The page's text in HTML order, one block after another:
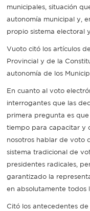
municipales, situación
autonomía municipal y,
propio sistema electoral
Vuoto citó los artículos
Provincial y de la
autonomía de los
En cuanto al voto
interrogantes que las
primera pregunta es
tiempo para capacitar y
nosotros hablar de voto
sistema tradicional de
presidentes radicales,
garantizado la
en absolutamente todos
Citó los antecedentes